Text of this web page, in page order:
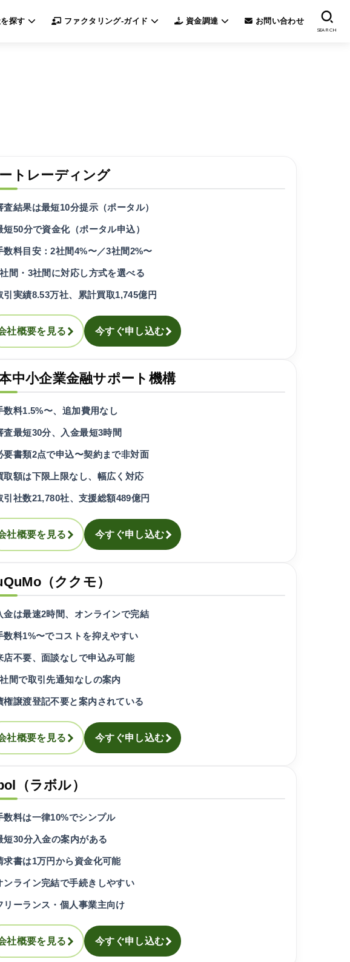
探す ファクタリング-ガイド 資金調達 お問い合わせ
SEARCH
トレーディング
査結果は最短10分提示（ポータル）
短50分で資金化（ポータル申込）
数料目安：2社間4%〜／3社間2%〜
間・3社間に対応し方式を選べる
引実績8.53万社、累計買取1,745億円
社概要を見る 今すぐ申し込む
中小企業金融サポート機構
数料1.5%〜、追加費用なし
査最短30分、入金最短3時間
要書類2点で申込〜契約まで非対面
取額は下限上限なし、幅広く対応
引社数21,780社、支援総額489億円
社概要を見る 今すぐ申し込む
（ククモ）
金は最速2時間、オンラインで完結
数料1%〜でコストを抑えやすい
店不要、面談なしで申込み可能
間で取引先通知なしの案内
権譲渡登記不要と案内されている
社概要を見る 今すぐ申し込む
（ラボル）
数料は一律10%でシンプル
短30分入金の案内がある
求書は1万円から資金化可能
ンライン完結で手続きしやすい
リーランス・個人事業主向け
社概要を見る 今すぐ申し込む